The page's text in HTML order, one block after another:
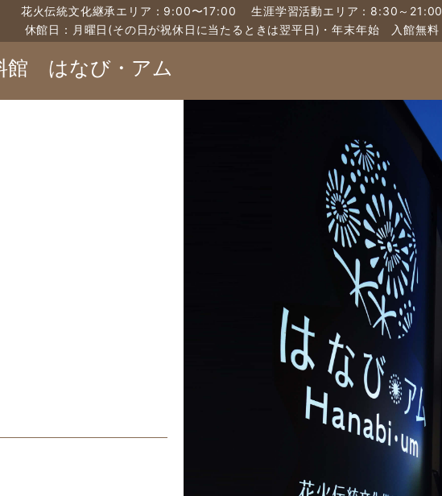
花火伝統文化継承エリア：9:00〜17:00
生涯学習活動エリア：8:30～21:00
休館日：月曜日(その日が祝休日に当たるときは翌平日)・年末年始 入館無料
館 はなび・アム